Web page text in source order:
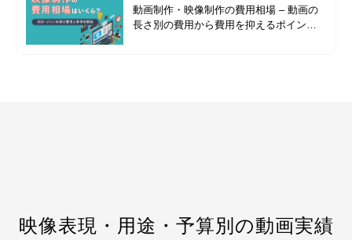
動画制作・映像制作の費用相場 – 動画の
長さ別の費用から費用を抑えるポイント
映像表現・用途・予算別の動画実績